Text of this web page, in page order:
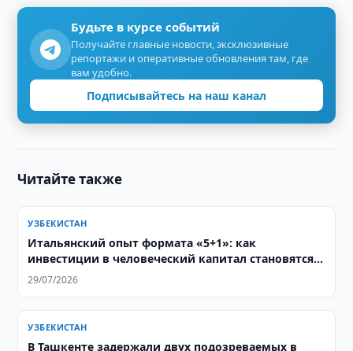
Будьте в курсе событий
Получайте главные новости, эксклюзивные
репортажи и оперативные обновления там, где
вам удобно.
Подписывайтесь на наш канал
Читайте также
УЗБЕКИСТАН
Итальянский опыт формата «5+1»: как
инвестиции в человеческий капитал становятся
основой стратегического партнерства с
29/07/2026
УЗБЕКИСТАН
В Ташкенте задержали двух подозреваемых в